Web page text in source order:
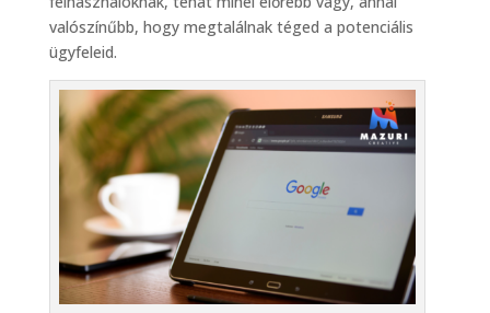
valószínűbb, hogy megtalálnak téged a potenciális
ügyfeleid.